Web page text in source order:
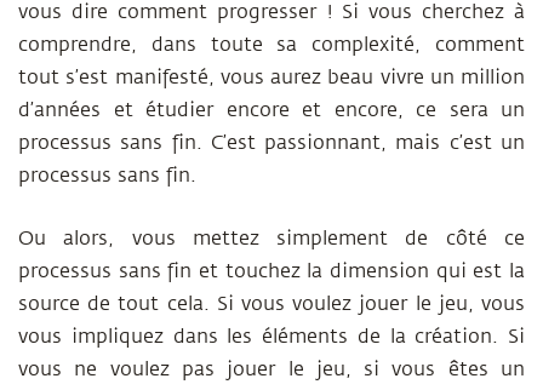
vous dire comment progresser ! Si vous cherchez à
comprendre, dans toute sa complexité, comment
tout s’est manifesté, vous aurez beau vivre un million
d’années et étudier encore et encore, ce sera un
processus sans fin. C’est passionnant, mais c’est un
processus sans fin.
Ou alors, vous mettez simplement de côté ce
processus sans fin et touchez la dimension qui est la
source de tout cela. Si vous voulez jouer le jeu, vous
vous impliquez dans les éléments de la création. Si
vous ne voulez pas jouer le jeu, si vous êtes un